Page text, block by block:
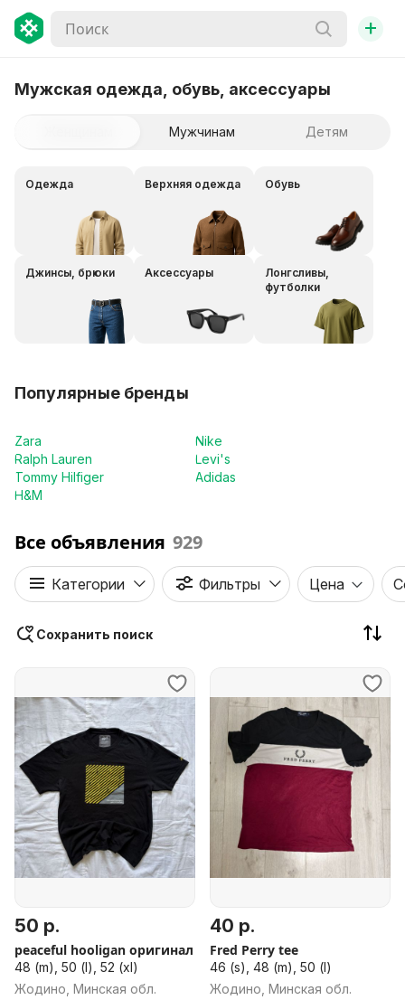
+
Мужская одежда, обувь, аксессуары
Мужчинам Детям
Одежда Верхняя одежда Обувь
Джинсы, брюки Аксессуары
Лонгсливы,
футболки
Популярные бренды
Zara
Nike
Ralph Lauren
Levi's
Tommy Hilfiger
Adidas
H&M
Все объявления 929
Категории Фильтры Цена
Сохранить поиск
50 р.
peaceful hooligan оригинал
48 (m), 50 (l), 52 (xl)
Жодино, Минская обл.
40 р.
Fred Perry tee
46 (s), 48 (m), 50 (l)
Жодино, Минская обл.